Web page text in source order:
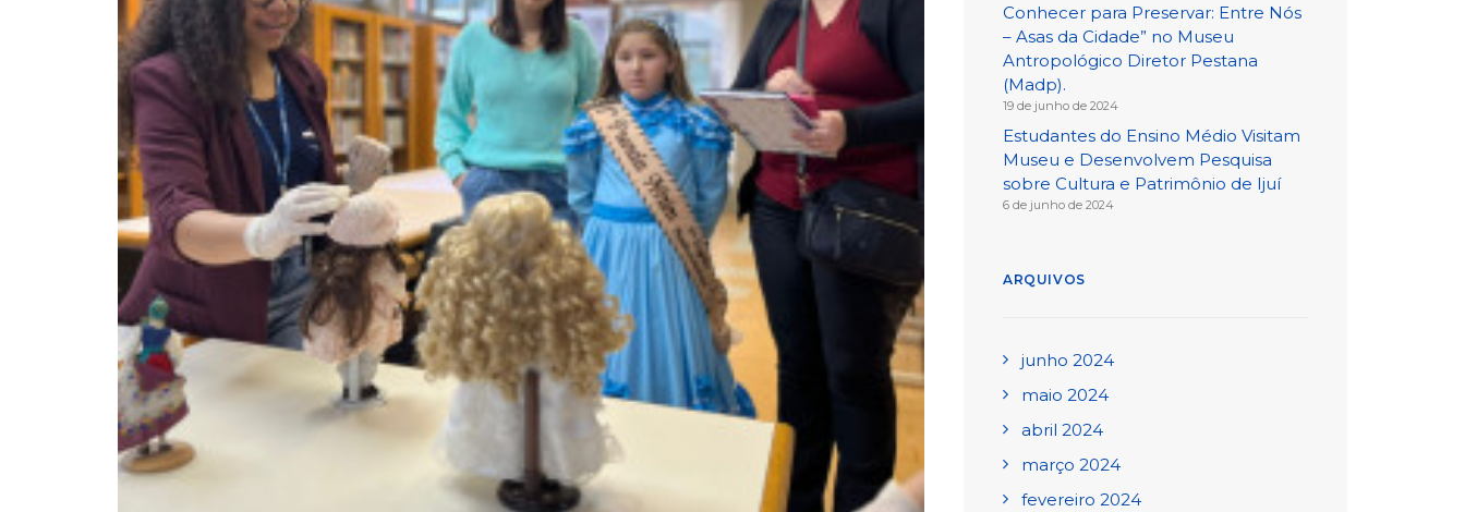
Conhecer para Preservar: Entre Nós
– Asas da Cidade” no Museu
Antropológico Diretor Pestana
(Madp).
19 de junho de 2024
Estudantes do Ensino Médio Visitam
Museu e Desenvolvem Pesquisa
sobre Cultura e Patrimônio de Ijuí
6 de junho de 2024
ARQUIVOS
junho 2024
maio 2024
abril 2024
março 2024
fevereiro 2024